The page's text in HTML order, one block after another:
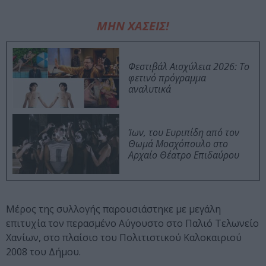
ΜΗΝ ΧΑΣΕΙΣ!
Φεστιβάλ Αισχύλεια 2026: Το
φετινό πρόγραμμα
αναλυτικά
Ίων, του Ευριπίδη από τον
Θωμά Μοσχόπουλο στο
Αρχαίο Θέατρο Επιδαύρου
Μέρος της συλλογής παρουσιάστηκε με μεγάλη
επιτυχία τον περασμένο Αύγουστο στο Παλιό Τελωνείο
Χανίων, στο πλαίσιο του Πολιτιστικού Καλοκαιριού
2008 του Δήμου.